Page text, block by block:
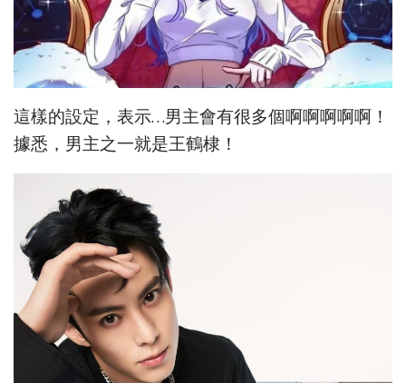
這樣的設定，表示…男主會有很多個啊啊啊啊啊！
據悉，男主之一就是王鶴棣！